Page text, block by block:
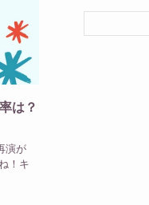
は？
演が
！キ
リ